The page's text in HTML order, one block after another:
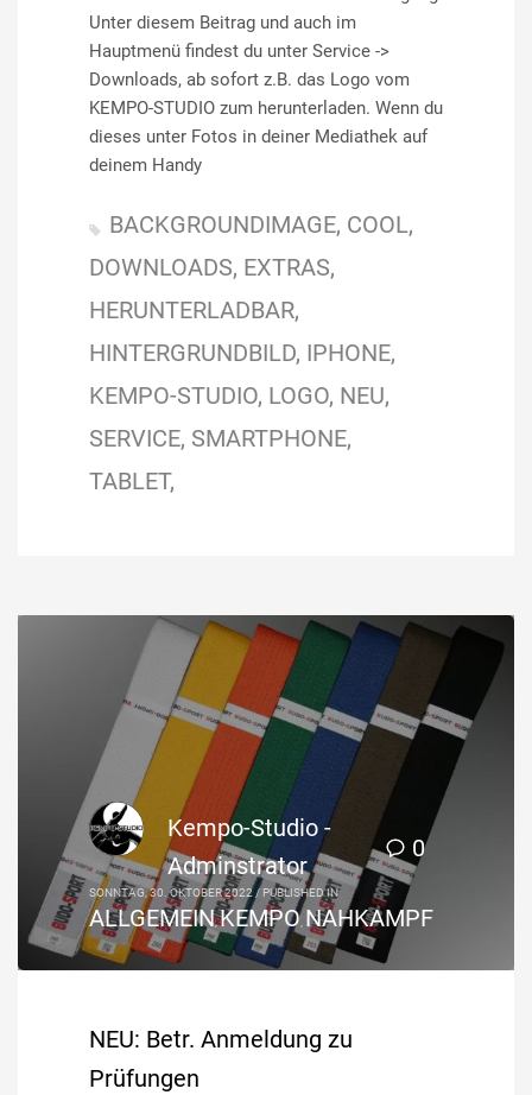
Unter diesem Beitrag und auch im
Hauptmenü findest du unter Service ->
Downloads, ab sofort z.B. das Logo vom
KEMPO-STUDIO zum herunterladen. Wenn du
dieses unter Fotos in deiner Mediathek auf
deinem Handy
BACKGROUNDIMAGE COOL
DOWNLOADS EXTRAS
HERUNTERLADBAR
HINTERGRUNDBILD IPHONE
KEMPO-STUDIO LOGO NEU
SERVICE SMARTPHONE
TABLET
0
Kempo-Studio -
Adminstrator
SONNTAG, 30. OKTOBER 2022/ PUBLISHED IN
ALLGEMEIN,KEMPO, NAHKAMPF
NEU: Betr. Anmeldung zu
Prüfungen